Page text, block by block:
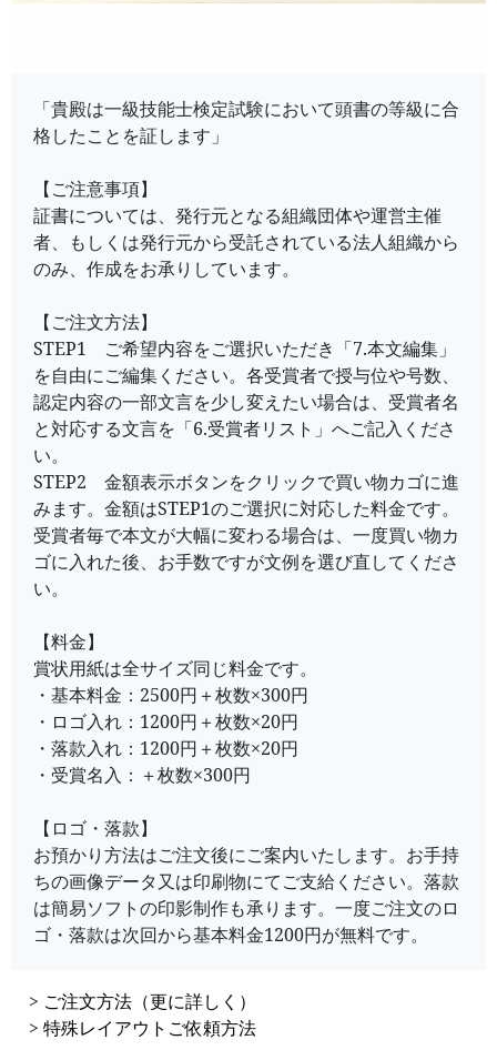
「貴殿は一級技能士検定試験において頭書の等級に合
格したことを証します」
【ご注意事項】
証書については、発行元となる組織団体や運営主催
者、もしくは発行元から受託されている法人組織から
のみ、作成をお承りしています。
【ご注文方法】
STEP1 ご希望内容をご選択いただき「7.本文編集」
を自由にご編集ください。各受賞者で授与位や号数、
認定内容の一部文言を少し変えたい場合は、受賞者名
と対応する文言を「6.受賞者リスト」へご記入くださ
い。
STEP2 金額表示ボタンをクリックで買い物カゴに進
みます。金額はSTEP1のご選択に対応した料金です。
受賞者毎で本文が大幅に変わる場合は、一度買い物カ
ゴに入れた後、お手数ですが文例を選び直してくださ
い。
【料金】
賞状用紙は全サイズ同じ料金です。
・基本料金：2500円＋枚数×300円
・ロゴ入れ：1200円＋枚数×20円
・落款入れ：1200円＋枚数×20円
・受賞名入：＋枚数×300円
【ロゴ・落款】
お預かり方法はご注文後にご案内いたします。お手持
ちの画像データ又は印刷物にてご支給ください。落款
は簡易ソフトの印影制作も承ります。一度ご注文のロ
ゴ・落款は次回から基本料金1200円が無料です。
> ご注文方法（更に詳しく）
> 特殊レイアウトご依頼方法